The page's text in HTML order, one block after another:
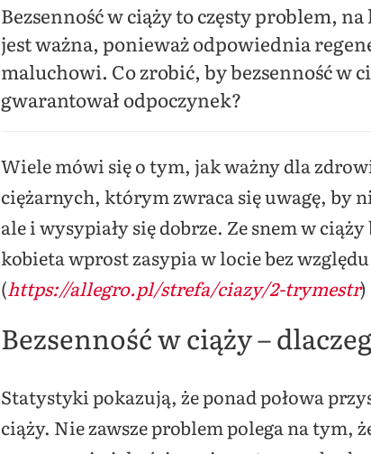
Bezsenność w ciąży to częsty problem,
jest ważna, ponieważ odpowiednia
maluchowi. Co zrobić, by bezsenność w
gwarantował odpoczynek?
Wiele mówi się o tym, jak ważny dla
ciężarnych, którym zwraca się uwagę, by
ale i wysypiały się dobrze. Ze snem w
kobieta wprost zasypia w locie bez
(https://allegro.pl/strefa/ciazy/2-trymestr
Bezsenność w ciąży –
Statystyki pokazują, że ponad połowa
ciąży. Nie zawsze problem polega na tym,